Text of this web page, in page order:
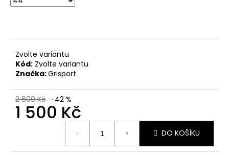
Zvolte variantu
Kód: Zvolte variantu
Značka:Grisport
2 600 Kč –42 %
1 500 Kč
DO KOŠÍKU
D
o
u
č
u
e
m